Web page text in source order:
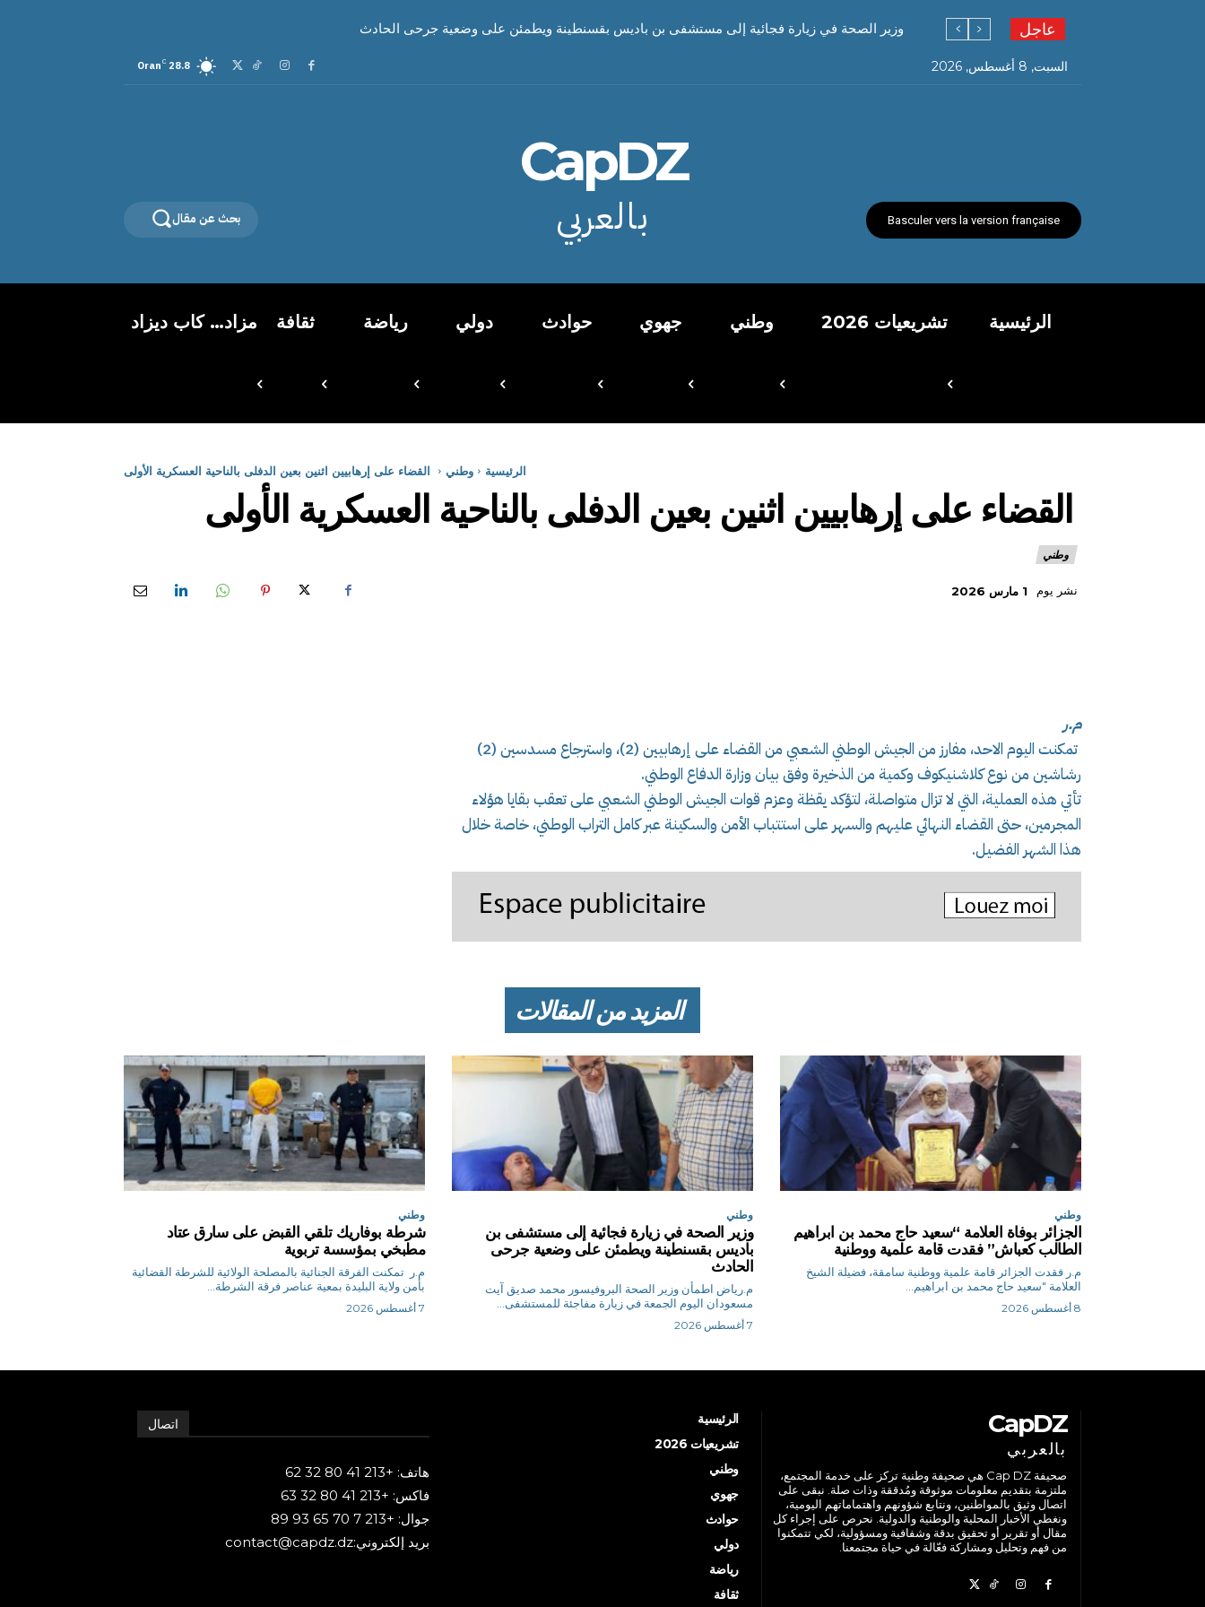
عاجل وزير الصحة في زيارة فجائية إلى مستشفى بن باديس بقسنطينة ويطمئن على وضعية جرحى الحادث
السبت, 8 أغسطس, 2026 28.8
C
Oran
Basculer vers la version française
CapDZ
بالعربي بحث عن مقال
الرئيسية تشريعيات 2026 وطني جهوي حوادث دولي رياضة ثقافة مزاد… كاب ديزاد
الرئيسية وطني القضاء على إرهابيين اثنين بعين الدفلى بالناحية العسكرية الأولى
القضاء على إرهابيين اثنين بعين الدفلى بالناحية العسكرية الأولى
وطني
نشر يوم 1 مارس 2026
م.ر
تمكنت اليوم الاحد، مفارز من الجيش الوطني الشعبي من القضاء على إرهابيين (2)، واسترجاع مسدسين (2)
رشاشين من نوع كلاشنيكوف وكمية من الذخيرة وفق بيان وزارة الدفاع الوطني.
تأتي هذه العملية، التي لا تزال متواصلة، لتؤكد يقظة وعزم قوات الجيش الوطني الشعبي على تعقب بقايا هؤلاء
المجرمين، حتى القضاء النهائي عليهم والسهر على استتباب الأمن والسكينة عبر كامل التراب الوطني، خاصة خلال
هذا الشهر الفضيل.
المزيد من المقالات
وطني
الجزائر بوفاة العلامة “سعيد حاج محمد بن ابراهيم
الطالب كعباش” فقدت قامة علمية ووطنية
م.ر فقدت الجزائر قامة علمية ووطنية سامقة، فضيلة الشيخ
العلامة "سعيد حاج محمد بن ابراهيم...
8 أغسطس 2026
وطني
وزير الصحة في زيارة فجائية إلى مستشفى بن
باديس بقسنطينة ويطمئن على وضعية جرحى
الحادث
م.رياض اطمأن وزير الصحة البروفيسور محمد صديق آيت
مسعودان اليوم الجمعة في زيارة مفاجئة للمستشفى...
7 أغسطس 2026
وطني
شرطة بوفاريك تلقي القبض على سارق عتاد
مطبخي بمؤسسة تربوية
م.ر تمكنت الفرقة الجنائية بالمصلحة الولائية للشرطة القضائية
بأمن ولاية البليدة بمعية عناصر فرقة الشرطة...
7 أغسطس 2026
CapDZ
بالعربي
صحيفة Cap DZ هي صحيفة وطنية تركز على خدمة المجتمع،
ملتزمة بتقديم معلومات موثوقة ومُدققة وذات صلة. نبقى على
اتصال وثيق بالمواطنين، ونتابع شؤونهم واهتماماتهم اليومية،
ونغطي الأخبار المحلية والوطنية والدولية. نحرص على إجراء كل
مقال أو تقرير أو تحقيق بدقة وشفافية ومسؤولية، لكي تتمكنوا
من فهم وتحليل ومشاركة فعّالة في حياة مجتمعنا.
الرئيسية
تشريعيات 2026
وطني
جهوي
حوادث
دولي
رياضة
ثقافة
اتصال
هاتف: +213 41 80 32 62
فاكس: +213 41 80 32 63
جوال: +213 7 70 65 93 89
بريد إلكتروني:contact@capdz.dz